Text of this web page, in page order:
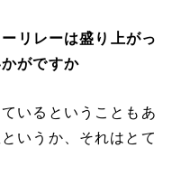
リレーは盛り上がっ
がですか
いるということもあ
いうか、それはとて